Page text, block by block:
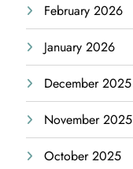
February 2026
January 2026
December 2025
November 2025
October 2025